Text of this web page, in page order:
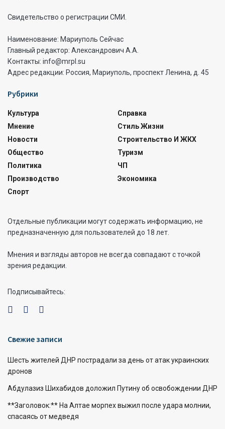
Свидетельство о регистрации СМИ.
Наименование: Мариуполь Сейчас
Главный редактор: Александрович А.А.
Контакты: info@mrpl.su
Адрес редакции: Россия, Мариуполь, проспект Ленина, д. 45
Рубрики
Культура
Мнение
Новости
Общество
Политика
Производство
Спорт
Справка
Стиль Жизни
Строительство И ЖКХ
Туризм
ЧП
Экономика
Отдельные публикации могут содержать информацию, не
предназначенную для пользователей до 18 лет.
Мнения и взгляды авторов не всегда совпадают с точкой
зрения редакции.
Подписывайтесь:
Свежие записи
Шесть жителей ДНР пострадали за день от атак украинских
дронов
Абдулазиз Шихабидов доложил Путину об освобождении ДНР
**Заголовок:** На Алтае морпех выжил после удара молнии,
спасаясь от медведя